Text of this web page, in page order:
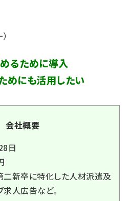
るために導入
めにも活用したい
会社概要
日
二新卒に特化した人材派遣及
求人広告など。